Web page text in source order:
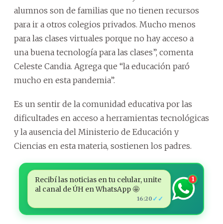
alumnos son de familias que no tienen recursos
para ir a otros colegios privados. Mucho menos
para las clases virtuales porque no hay acceso a
una buena tecnología para las clases”, comenta
Celeste Candia. Agrega que “la educación paró
mucho en esta pandemia”.
Es un sentir de la comunidad educativa por las
dificultades en acceso a herramientas tecnológicas
y la ausencia del Ministerio de Educación y
Ciencias en esta materia, sostienen los padres.
Recibí las noticias en tu celular, unite
al canal de ÚH en WhatsApp 🤩
16:20 ✓✓
1